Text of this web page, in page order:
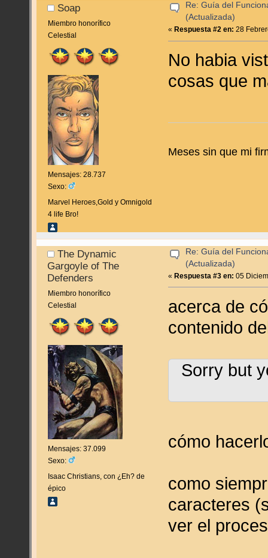
Soap
Miembro honorífico
Celestial
Mensajes: 28.737
Sexo:
Marvel Heroes,Gold y Omnigold
4 life Bro!
Re: Guía del
(Actualizada)
« Respuesta #2 en: 28
No habia
cosas que
Meses sin que mi
The Dynamic
Gargoyle of The
Defenders
Miembro honorífico
Celestial
Mensajes: 37.099
Sexo:
Isaac Christians, con ¿Eh? de
épico
Re: Guía del
(Actualizada)
«Respuesta #3 en: 05
acerca de
contenido
Sorry but
cómo
como
caracteres
ver el